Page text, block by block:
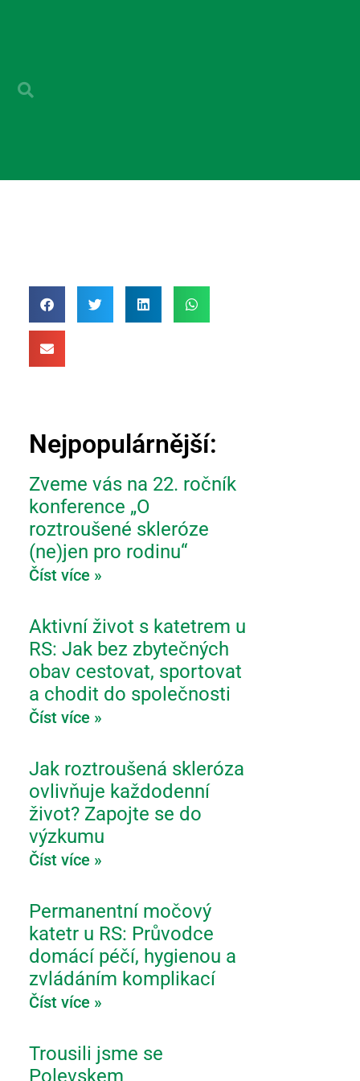
Nejpopulárnější:
Zveme vás na 22. ročník
konference „O
roztroušené skleróze
(ne)jen pro rodinu“
Číst více »
Aktivní život s katetrem u
RS: Jak bez zbytečných
obav cestovat, sportovat
a chodit do společnosti
Číst více »
Jak roztroušená skleróza
ovlivňuje každodenní
život? Zapojte se do
výzkumu
Číst více »
Permanentní močový
katetr u RS: Průvodce
domácí péčí, hygienou a
zvládáním komplikací
Číst více »
Trousili jsme se
Polevskem